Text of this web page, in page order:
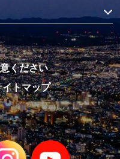
ください
イトマップ